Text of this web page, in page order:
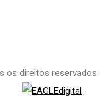
os direitos reservados